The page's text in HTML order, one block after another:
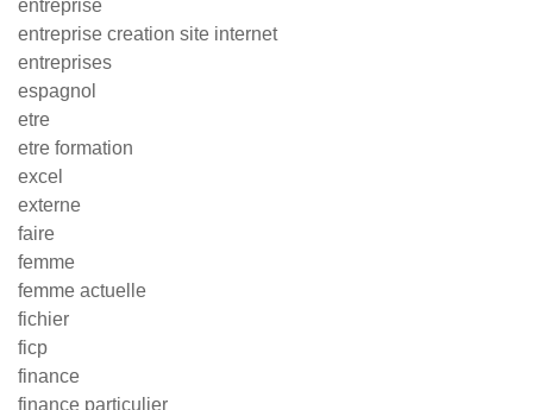
entreprise
entreprise creation site internet
entreprises
espagnol
etre
etre formation
excel
externe
faire
femme
femme actuelle
fichier
ficp
finance
finance particulier